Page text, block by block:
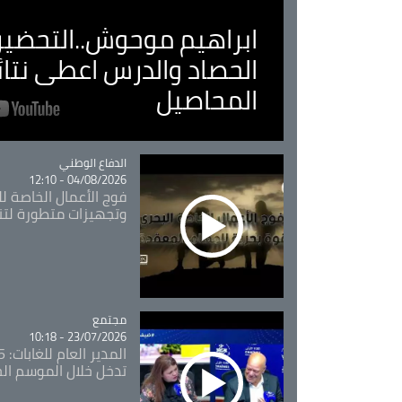
ابراهيم
الحصاد والدرس اعطى
المحاصيل
Catégorie
الدفاع الوطني
04/08/2026 - 12:10
فوج الأعمال الخاصة
وتجهيزات متطورة
Catégorie
مجتمع
23/07/2026 - 10:18
تدخل خلال الموسم